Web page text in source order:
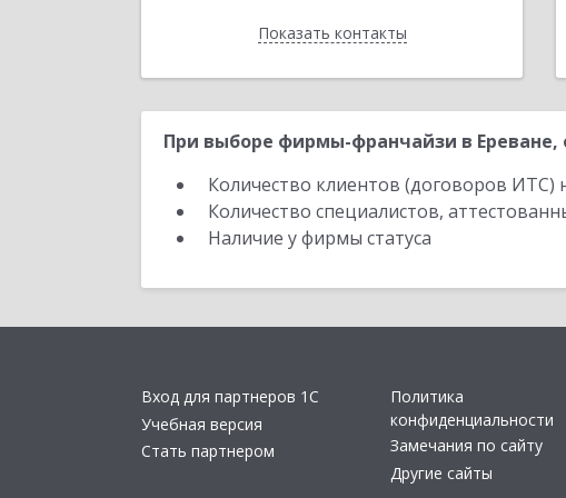
Показать контакты
Назад
При выборе фирмы-франчайзи в Ереване,
Количество клиентов (договоров
Количество специалистов,
Наличие у фирмы статуса
Вход для партнеров 1С
Учебная версия
Стать партнером
Политика
конфиденциальности
Замечания по сайту
Другие сайты